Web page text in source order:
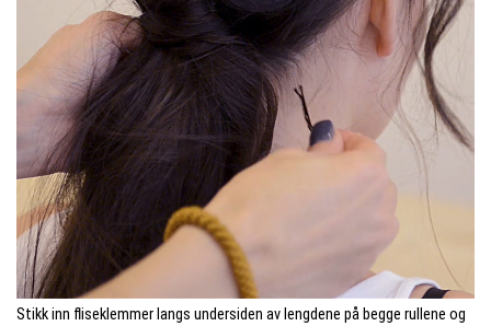
Stikk inn fliseklemmer langs undersiden av lengdene på begge rullene og